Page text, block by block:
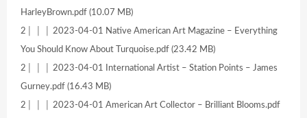
HarleyBrown.pdf (10.07 MB)
2│ │ │ 2023-04-01 Native American Art Magazine – Everything
You Should Know About Turquoise.pdf (23.42 MB)
2│ │ │ 2023-04-01 International Artist – Station Points – James
Gurney.pdf (16.43 MB)
2│ │ │ 2023-04-01 American Art Collector – Brilliant Blooms.pdf